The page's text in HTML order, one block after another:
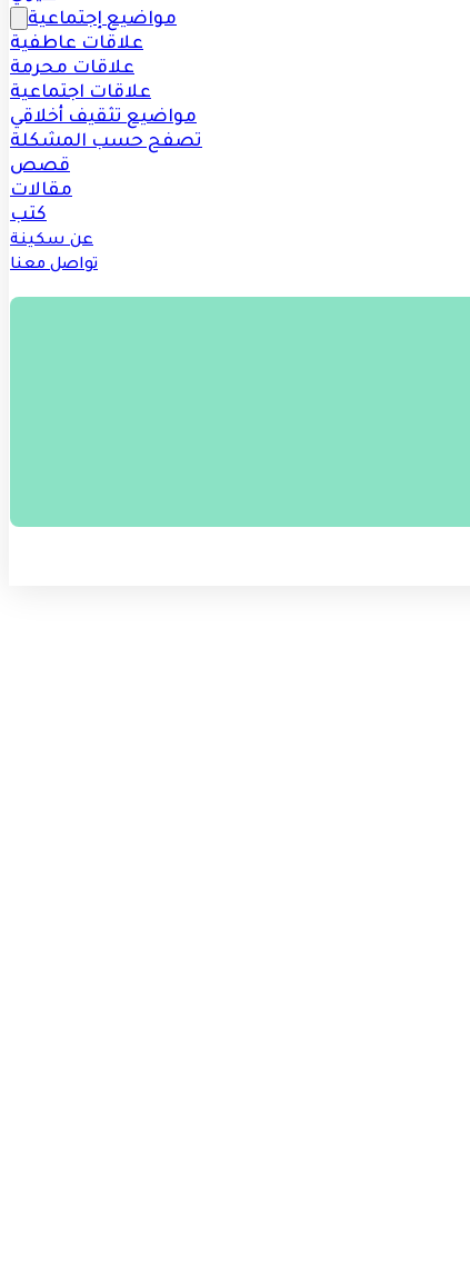
مواضيع إجتماعية
علاقات عاطفية
علاقات محرمة
علاقات اجتماعية
مواضيع تثقيف أخلاقي
تصفح حسب المشكلة
قصص
مقالات
كتب
عن سكينة
تواصل معنا